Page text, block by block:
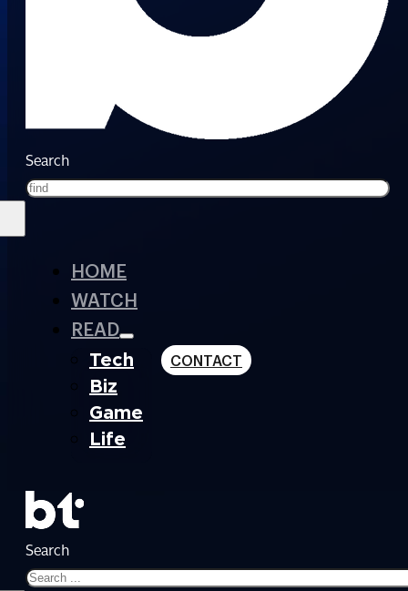
Search
HOME
WATCH
READ
Tech
Biz
Game
Life
CONTACT
Search